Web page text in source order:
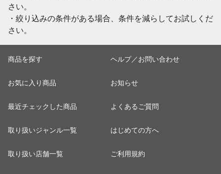
さい。
・絞り込みの条件がある場合、条件を減らしてお試しくだ
さい。
商品を探す
お気に入り商品
最近チェックした商品
取り扱いジャンル一覧
取り扱い店舗一覧
ヘルプ／お問い合わせ
お知らせ
よくあるご質問
はじめての方へ
ご利用規約